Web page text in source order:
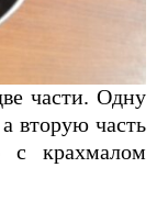
части. Одну
вторую часть
с крахмалом